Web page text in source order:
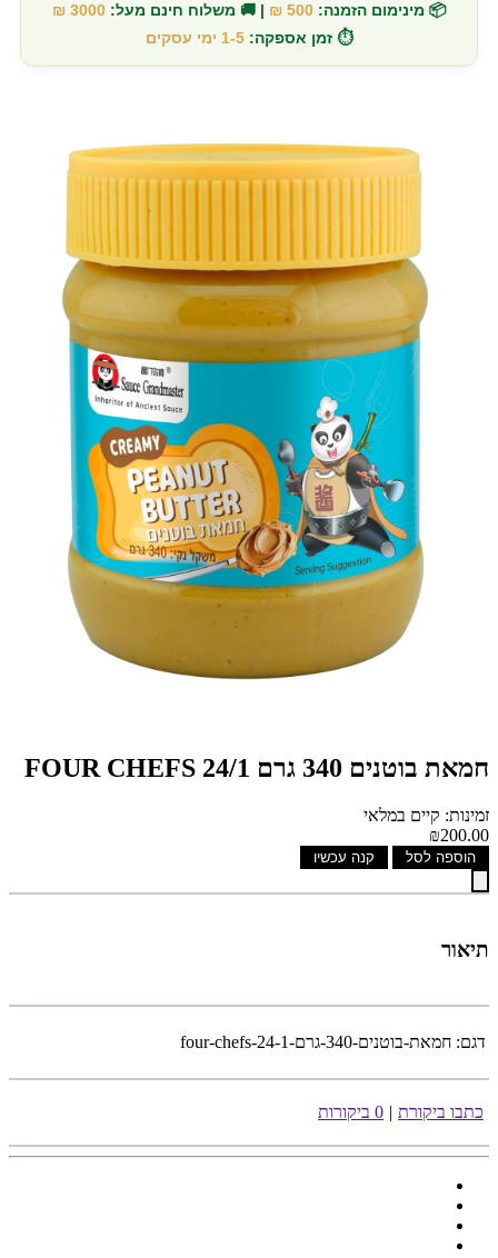
📦 מינימום הזמנה: 500 ₪ | 🚚 משלוח חינם מעל: 3000 ₪
⏱️ זמן אספקה: 1-5 ימי עסקים
חמאת בוטנים 340 גרם 24/1 FOUR CHEFS
זמינות: קיים במלאי
₪200.00
הוספה לסל קנה עכשיו
תיאור
דגם: חמאת-בוטנים-340-גרם-24-1-four-chefs
כתבו ביקורת | 0 ביקורות